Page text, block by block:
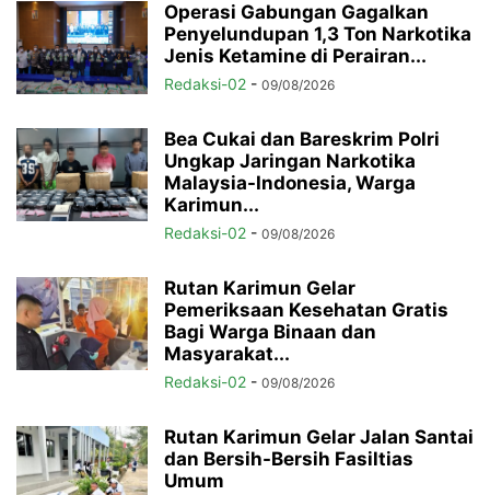
Operasi Gabungan Gagalkan
Penyelundupan 1,3 Ton Narkotika
Jenis Ketamine di Perairan...
Redaksi-02 - 09/08/2026
Bea Cukai dan Bareskrim Polri
Ungkap Jaringan Narkotika
Malaysia-Indonesia, Warga
Karimun...
Redaksi-02 - 09/08/2026
Rutan Karimun Gelar
Pemeriksaan Kesehatan Gratis
Bagi Warga Binaan dan
Masyarakat...
Redaksi-02 - 09/08/2026
Rutan Karimun Gelar Jalan Santai
dan Bersih-Bersih Fasiltias
Umum